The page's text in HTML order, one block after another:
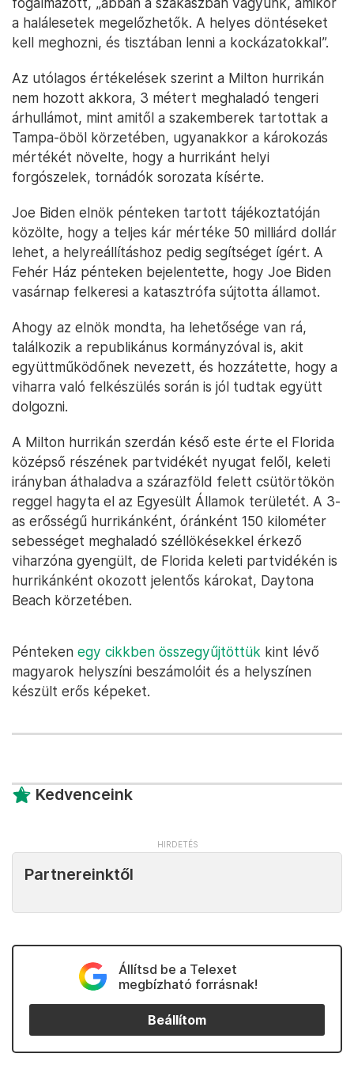
a halálesetek megelőzhetők. A helyes döntéseket
kell meghozni, és tisztában lenni a kockázatokkal”.
Az utólagos értékelések szerint a Milton hurrikán
nem hozott akkora, 3 métert meghaladó tengeri
árhullámot, mint amitől a szakemberek tartottak a
Tampa-öböl körzetében, ugyanakkor a károkozás
mértékét növelte, hogy a hurrikánt helyi
forgószelek, tornádók sorozata kísérte.
Joe Biden elnök pénteken tartott tájékoztatóján
közölte, hogy a teljes kár mértéke 50 milliárd dollár
lehet, a helyreállításhoz pedig segítséget ígért. A
Fehér Ház pénteken bejelentette, hogy Joe Biden
vasárnap felkeresi a katasztrófa sújtotta államot.
Ahogy az elnök mondta, ha lehetősége van rá,
találkozik a republikánus kormányzóval is, akit
együttműködőnek nevezett, és hozzátette, hogy a
viharra való felkészülés során is jól tudtak együtt
dolgozni.
A Milton hurrikán szerdán késő este érte el Florida
középső részének partvidékét nyugat felől, keleti
irányban áthaladva a szárazföld felett csütörtökön
reggel hagyta el az Egyesült Államok területét. A 3-
as erősségű hurrikánként, óránként 150 kilométer
sebességet meghaladó széllökésekkel érkező
viharzóna gyengült, de Florida keleti partvidékén is
hurrikánként okozott jelentős károkat, Daytona
Beach körzetében.
Pénteken egy cikkben összegyűjtöttük kint lévő
magyarok helyszíni beszámolóit és a helyszínen
készült erős képeket.
Kedvenceink
Partnereinktől
Állítsd be a Telexet
megbízható forrásnak!
Beállítom